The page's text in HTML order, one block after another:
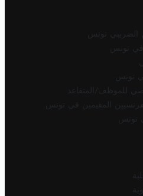
الضريبي تونس
تونس
تونس
للموظف/المتقاعد
المقيمين في تونس
تونس